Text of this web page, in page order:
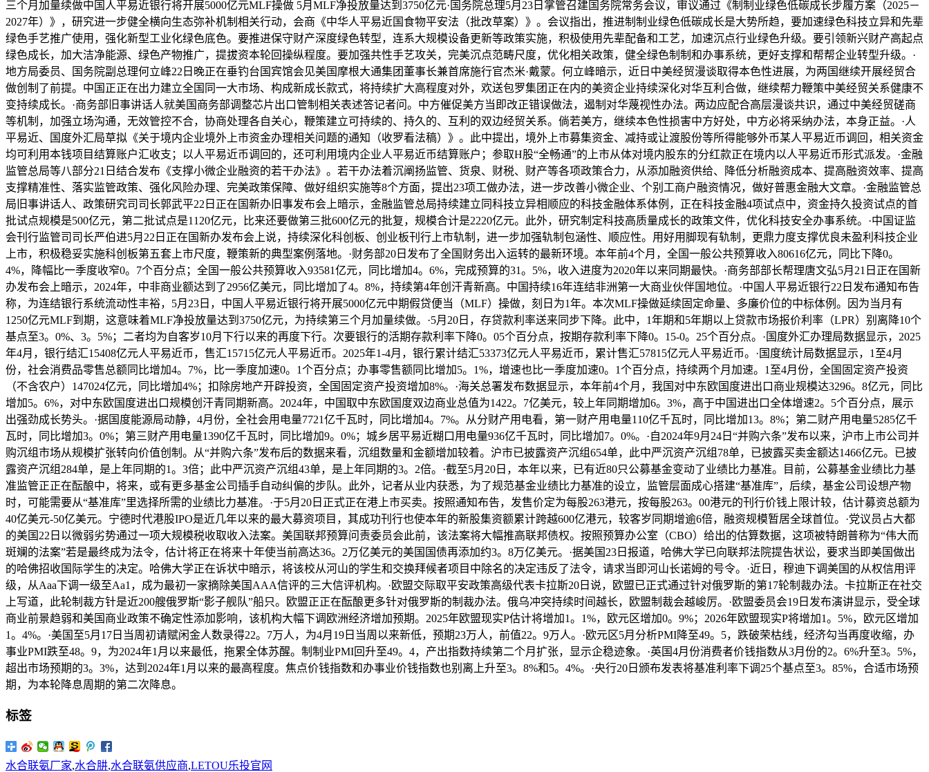
三个月加量续做中国人平易近银行将开展5000亿元MLF操做 5月MLF净投放量达到3750亿元·国务院总理5月23日掌管召建国务院常务会议，审议通过《制制业绿色低碳成长步履方案（2025－
2027年）》，研究进一步健全横向生态弥补机制相关行动，会商《中华人平易近国食物平安法（批改草案）》。会议指出，推进制制业绿色低碳成长是大势所趋，要加速绿色科技立异和先辈
绿色手艺推广使用，强化新型工业化绿色底色。要推进保守财产深度绿色转型，连系大规模设备更新等政策实施，积极使用先辈配备和工艺，加速沉点行业绿色升级。要引领新兴财产高起点
绿色成长，加大洁净能源、绿色产物推广，提拔资本轮回操纵程度。要加强共性手艺攻关，完美沉点范畴尺度，优化相关政策，健全绿色制制和办事系统，更好支撑和帮帮企业转型升级。·
地方局委员、国务院副总理何立峰22日晚正在垂钓台国宾馆会见美国摩根大通集团董事长兼首席施行官杰米·戴蒙。何立峰暗示，近日中美经贸漫谈取得本色性进展，为两国继续开展经贸合
做创制了前提。中国正正在出力建立全国同一大市场、构成新成长款式，将持续扩大高程度对外，欢送包罗集团正在内的美资企业持续深化对华互利合做，继续帮力鞭策中美经贸关系健康不
变持续成长。·商务部旧事讲话人就美国商务部调整芯片出口管制相关表述答记者问。中方催促美方当即改正错误做法，遏制对华蔑视性办法。两边应配合高层漫谈共识，通过中美经贸磋商
等机制，加强立场沟通，无效管控不合，协商处理各自关心，鞭策建立可持续的、持久的、互利的双边经贸关系。倘若美方，继续本色性损害中方好处，中方必将采纳办法，本身正益。·人
平易近、国度外汇局草拟《关于境内企业境外上市资金办理相关问题的通知（收罗看法稿）》。此中提出，境外上市募集资金、减持或让渡股份等所得能够外币某人平易近币调回，相关资金
均可利用本钱项目结算账户汇收支；以人平易近币调回的，还可利用境内企业人平易近币结算账户；参取H股“全畅通”的上市从体对境内股东的分红款正在境内以人平易近币形式派发。·金融
监管总局等八部分21日结合发布《支撑小微企业融资的若干办法》。若干办法着沉阐扬监管、货泉、财税、财产等各项政策合力，从添加融资供给、降低分析融资成本、提高融资效率、提高
支撑精准性、落实监管政策、强化风险办理、完美政策保障、做好组织实施等8个方面，提出23项工做办法，进一步改善小微企业、个别工商户融资情况，做好普惠金融大文章。·金融监管总
局旧事讲话人、政策研究司司长郭武平22日正在国新办旧事发布会上暗示，金融监管总局持续建立同科技立异相顺应的科技金融体系体例，正在科技金融4项试点中，资金持久投资试点的首
批试点规模是500亿元，第二批试点是1120亿元，比来还要做第三批600亿元的批复，规模合计是2220亿元。此外，研究制定科技高质量成长的政策文件，优化科技安全办事系统。·中国证监
会刊行监管司司长严伯进5月22日正在国新办发布会上说，持续深化科创板、创业板刊行上市轨制，进一步加强轨制包涵性、顺应性。用好用脚现有轨制，更鼎力度支撑优良未盈利科技企业
上市，积极稳妥实施科创板第五套上市尺度，鞭策新的典型案例落地。·财务部20日发布了全国财务出入运转的最新环境。本年前4个月，全国一般公共预算收入80616亿元，同比下降0。
4%，降幅比一季度收窄0。7个百分点；全国一般公共预算收入93581亿元，同比增加4。6%，完成预算的31。5%，收入进度为2020年以来同期最快。·商务部部长帮理唐文弘5月21日正在国新
办发布会上暗示，2024年，中非商业额达到了2956亿美元，同比增加了4。8%，持续第4年创汗青新高。中国持续16年连结非洲第一大商业伙伴国地位。·中国人平易近银行22日发布通知布告
称，为连结银行系统流动性丰裕，5月23日，中国人平易近银行将开展5000亿元中期假贷便当（MLF）操做，刻日为1年。本次MLF操做延续固定命量、多廉价位的中标体例。因为当月有
1250亿元MLF到期，这意味着MLF净投放量达到3750亿元，为持续第三个月加量续做。·5月20日，存贷款利率送来同步下降。此中，1年期和5年期以上贷款市场报价利率（LPR）别离降10个
基点至3。0%、3。5%；二者均为自客岁10月下行以来的再度下行。次要银行的活期存款利率下降0。05个百分点，按期存款利率下降0。15-0。25个百分点。·国度外汇办理局数据显示，2025
年4月，银行结汇15408亿元人平易近币，售汇15715亿元人平易近币。2025年1-4月，银行累计结汇53373亿元人平易近币，累计售汇57815亿元人平易近币。·国度统计局数据显示，1至4月
份，社会消费品零售总额同比增加4。7%，比一季度加速0。1个百分点；办事零售额同比增加5。1%，增速也比一季度加速0。1个百分点，持续两个月加速。1至4月份，全国固定资产投资
（不含农户）147024亿元，同比增加4%；扣除房地产开辟投资，全国固定资产投资增加8%。·海关总署发布数据显示，本年前4个月，我国对中东欧国度进出口商业规模达3296。8亿元，同比
增加5。6%，对中东欧国度进出口规模创汗青同期新高。2024年，中国取中东欧国度双边商业总值为1422。7亿美元，较上年同期增加6。3%，高于中国进出口全体增速2。5个百分点，展示
出强劲成长势头。·据国度能源局动静，4月份，全社会用电量7721亿千瓦时，同比增加4。7%。从分财产用电看，第一财产用电量110亿千瓦时，同比增加13。8%；第二财产用电量5285亿千
瓦时，同比增加3。0%；第三财产用电量1390亿千瓦时，同比增加9。0%；城乡居平易近糊口用电量936亿千瓦时，同比增加7。0%。·自2024年9月24日“并购六条”发布以来，沪市上市公司并
购沉组市场从规模扩张转向价值创制。从“并购六条”发布后的数据来看，沉组数量和金额增加较着。沪市已披露资产沉组654单，此中严沉资产沉组78单，已披露买卖金额达1466亿元。已披
露资产沉组284单，是上年同期的1。3倍；此中严沉资产沉组43单，是上年同期的3。2倍。·截至5月20日，本年以来，已有近80只公募基金变动了业绩比力基准。目前，公募基金业绩比力基
准监管正正在酝酿中，将来，或有更多基金公司插手自动纠偏的步队。此外，记者从业内获悉，为了规范基金业绩比力基准的设立，监管层面成心搭建“基准库”，后续，基金公司设想产物
时，可能需要从“基准库”里选择所需的业绩比力基准。·于5月20日正式正在港上市买卖。按照通知布告，发售价定为每股263港元，按每股263。00港元的刊行价钱上限计较，估计募资总额为
40亿美元-50亿美元。宁德时代港股IPO是近几年以来的最大募资项目，其成功刊行也使本年的新股集资额累计跨越600亿港元，较客岁同期增逾6倍，融资规模暂居全球首位。·党议员占大都
的美国22日以微弱劣势通过一项大规模税收取收入法案。美国联邦预算问责委员会此前，该法案将大幅推高联邦债权。按照预算办公室（CBO）给出的估算数据，这项被特朗普称为“伟大而
斑斓的法案”若是最终成为法令，估计将正在将来十年使当前高达36。2万亿美元的美国国债再添加约3。8万亿美元。·据美国23日报道，哈佛大学已向联邦法院提告状讼，要求当即美国做出
的哈佛招收国际学生的决定。哈佛大学正在诉状中暗示，将该校从河山的学生和交换拜候者项目中除名的决定违反了法令，请求当即河山长诺姆的号令。·近日，穆迪下调美国的从权信用评
级，从Aaa下调一级至Aa1，成为最初一家摘除美国AAA信评的三大信评机构。·欧盟交际取平安政策高级代表卡拉斯20日说，欧盟已正式通过针对俄罗斯的第17轮制裁办法。卡拉斯正在社交
上写道，此轮制裁方针是近200艘俄罗斯“影子舰队”船只。欧盟正正在酝酿更多针对俄罗斯的制裁办法。俄乌冲突持续时间越长，欧盟制裁会越峻厉。·欧盟委员会19日发布演讲显示，受全球
商业前景趋弱和美国商业政策不确定性添加影响，该机构大幅下调欧洲经济增加预期。2025年欧盟现实P估计将增加1。1%，欧元区增加0。9%；2026年欧盟现实P将增加1。5%，欧元区增加
1。4%。·美国至5月17日当周初请赋闲金人数录得22。7万人，为4月19日当周以来新低，预期23万人，前值22。9万人。·欧元区5月分析PMI降至49。5，跌破荣枯线，经济勾当再度收缩，办
事业PMI跌至48。9，为2024年1月以来最低，拖累全体苏醒。制制业PMI回升至49。4，产出指数持续第二个月扩张，显示企稳迹象。·英国4月份消费者价钱指数从3月份的2。6%升至3。5%，
超出市场预期的3。3%，达到2024年1月以来的最高程度。焦点价钱指数和办事业价钱指数也别离上升至3。8%和5。4%。·央行20日颁布发表将基准利率下调25个基点至3。85%，合适市场预
期，为本轮降息周期的第二次降息。
标签
水合联氨厂家,水合肼,水合联氨供应商,LETOU乐投官网